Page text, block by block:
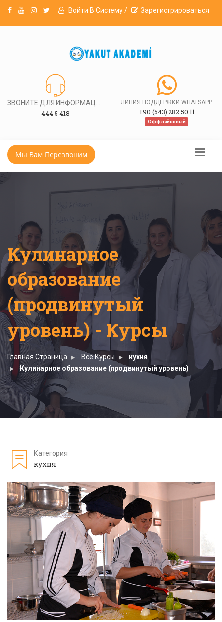
Войти В Систему / Зарегистрироваться
444 5 418
ЛИНИЯ ПОДДЕРЖКИ WHATSAPP
+90 (543) 282 50 11
Оффлайновый
Мы Вам Перезвоним
Кулинарное
образование
(продвинутый
уровень) - Курсы
Главная Страница Все Курсы
кухня
Кулинарное образование (продвинутый уровень)
Категория
кухня